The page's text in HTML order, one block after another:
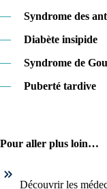
—
Syndrome des
—
Diabète insipide
—
Syndrome de
—
Puberté tardive
Pour aller plus loin…
Découvrir les